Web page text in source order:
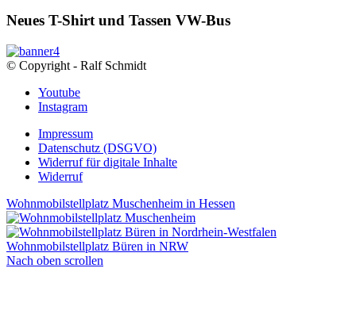
Neues T-Shirt und Tassen VW-Bus
© Copyright - Ralf Schmidt
Youtube
Instagram
Impressum
Datenschutz (DSGVO)
Widerruf für digitale Inhalte
Widerruf
Wohnmobilstellplatz Muschenheim in Hessen
Wohnmobilstellplatz Büren in NRW
Nach oben scrollen